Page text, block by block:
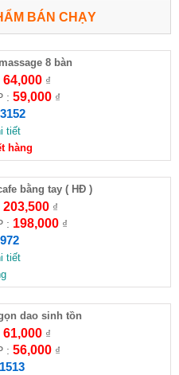
BÁN CHẠY
8 bàn
64,000₫
: 59,000₫
tiết
hàng
bằng tay ( HĐ )
203,500₫
: 198,000₫
tiết
dao sinh tồn
61,000₫
: 56,000₫